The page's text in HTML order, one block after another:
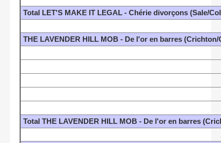
Total LET'S MAKE IT LEGAL - Chérie divorçons (Sale/
THE LAVENDER HILL MOB - De l'or en barres
Total THE LAVENDER HILL MOB - De l'or en barres